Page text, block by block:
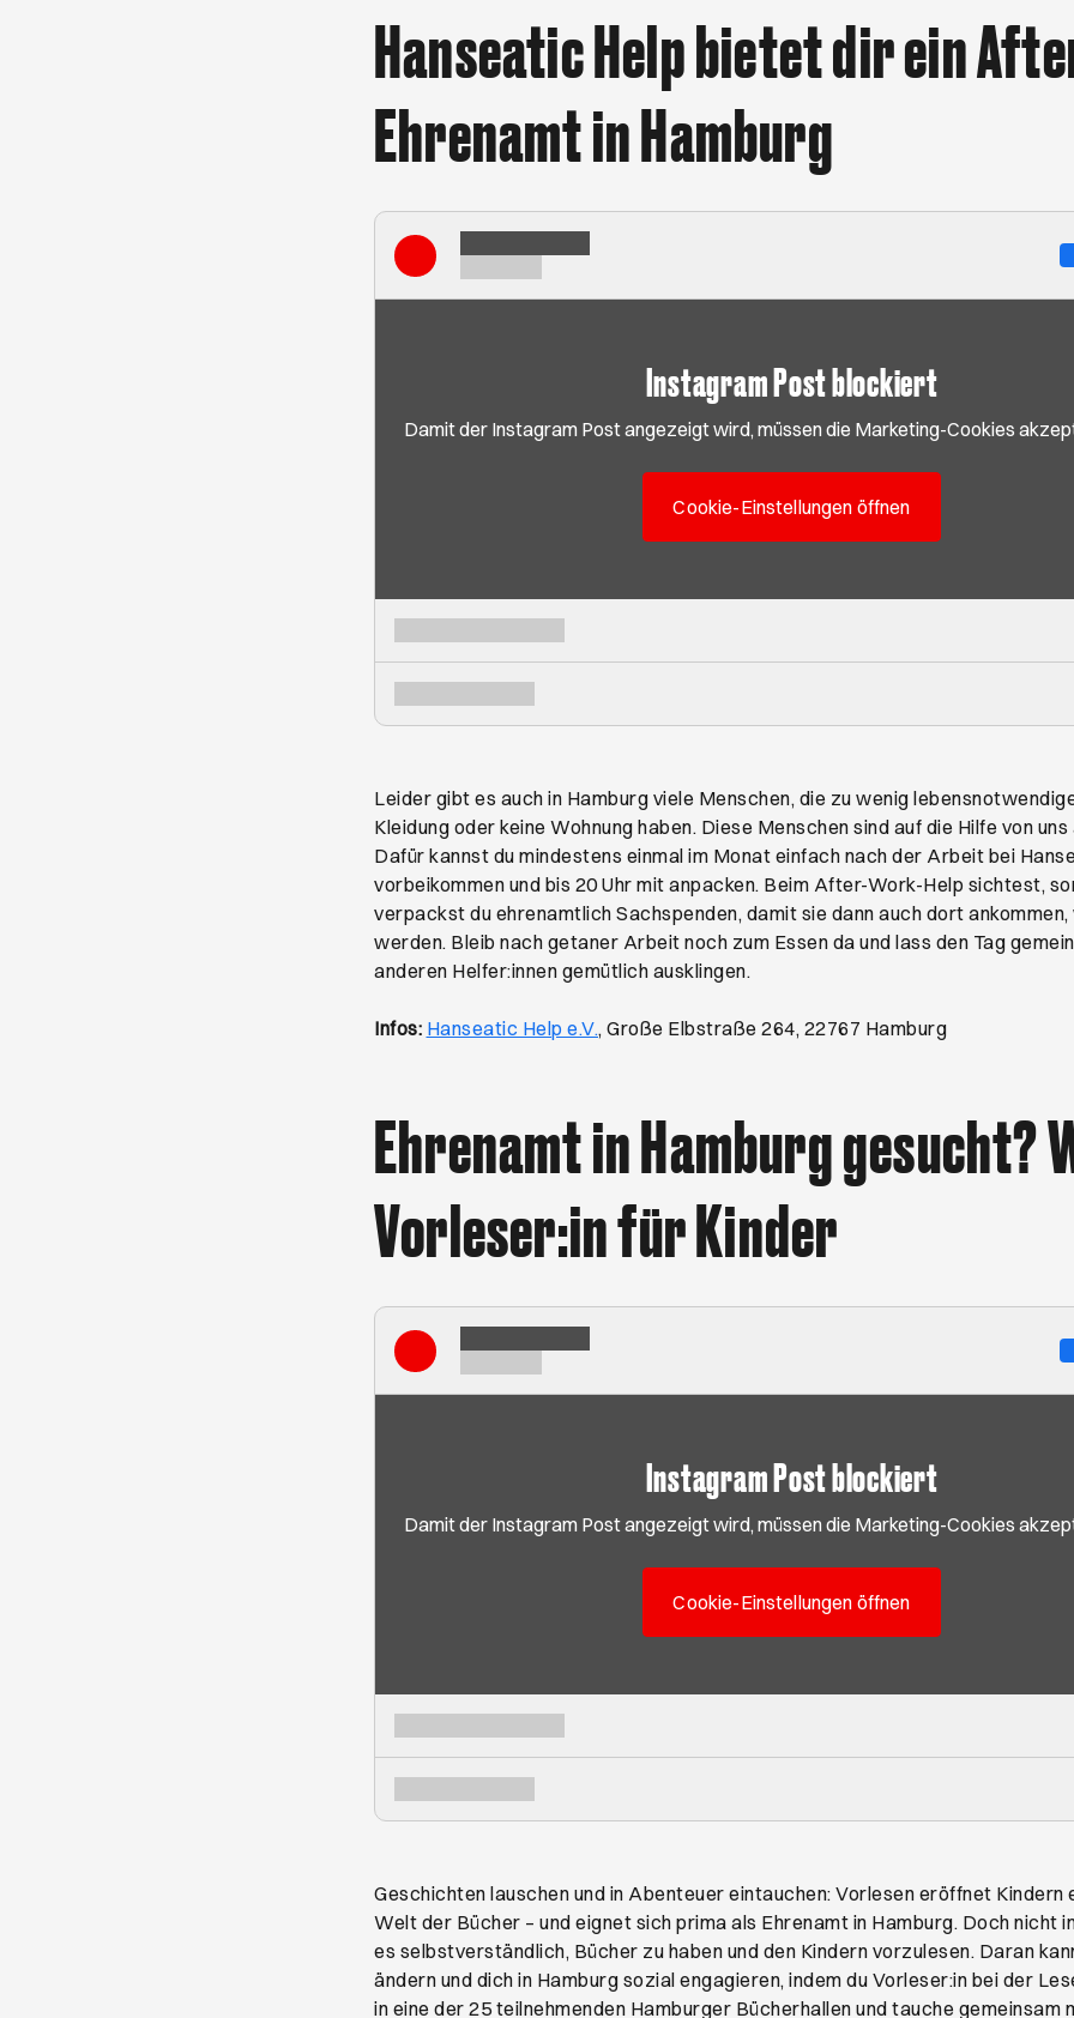
Hanseatic Help bietet dir ein
Ehrenamt in Hamburg
Instagram Post blockiert
Damit der Instagram Post angezeigt wird, müssen die Marketing-Cookies
Cookie-Einstellungen öffnen
Leider gibt es auch in Hamburg viele Menschen, die zu wenig
Kleidung oder keine Wohnung haben. Diese Menschen sind auf die Hilfe von
Dafür kannst du mindestens einmal im Monat einfach nach der Arbeit bei
vorbeikommen und bis 20 Uhr mit anpacken. Beim After-Work-Help sichtest,
verpackst du ehrenamtlich Sachspenden, damit sie dann auch dort
werden. Bleib nach getaner Arbeit noch zum Essen da und lass den Tag
anderen Helfer:innen gemütlich ausklingen.
Infos: Hanseatic Help e.V.Öffnet ein neues Browser-Tab
, Große Elbstraße 264, 22767 Hamburg
Ehrenamt in Hamburg gesucht?
Vorleser:in für Kinder
Instagram Post blockiert
Damit der Instagram Post angezeigt wird, müssen die Marketing-Cookies
Cookie-Einstellungen öffnen
Geschichten lauschen und in Abenteuer eintauchen: Vorlesen eröffnet Kindern
Welt der Bücher – und eignet sich prima als Ehrenamt in Hamburg. Doch nicht
es selbstverständlich, Bücher zu haben und den Kindern vorzulesen. Daran
ändern und dich in Hamburg sozial engagieren, indem du Vorleser:in bei der
in eine der 25 teilnehmenden Hamburger Bücherhallen und tauche gemeinsam